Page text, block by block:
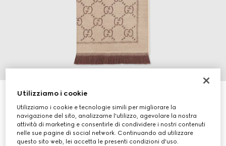
Sciarpa in lana GG
CHF 400
Variantemarrone chiaro
Utilizziamo i cookie
Utilizziamo i cookie e tecnologie simili per migliorare la
navigazione del sito, analizzarne l'utilizzo, agevolare la nostra
attività di marketing e consentirle di condividere i nostri contenuti
nelle sue pagine di social network. Continuando ad utilizzare
questo sito web, lei accetta le presenti condizioni d'uso.